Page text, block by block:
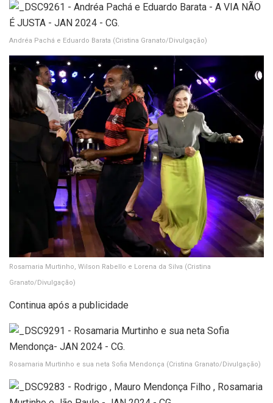
Andréa Pachá e Eduardo Barata (Cristina Granato/Divulgação)
Rosamaria Murtinho, Wilson Rabello e Lorena da Silva (Cristina
Granato/Divulgação)
Continua após a publicidade
Rosamaria Murtinho e sua neta Sofia Mendonça (Cristina Granato/Divulgação)